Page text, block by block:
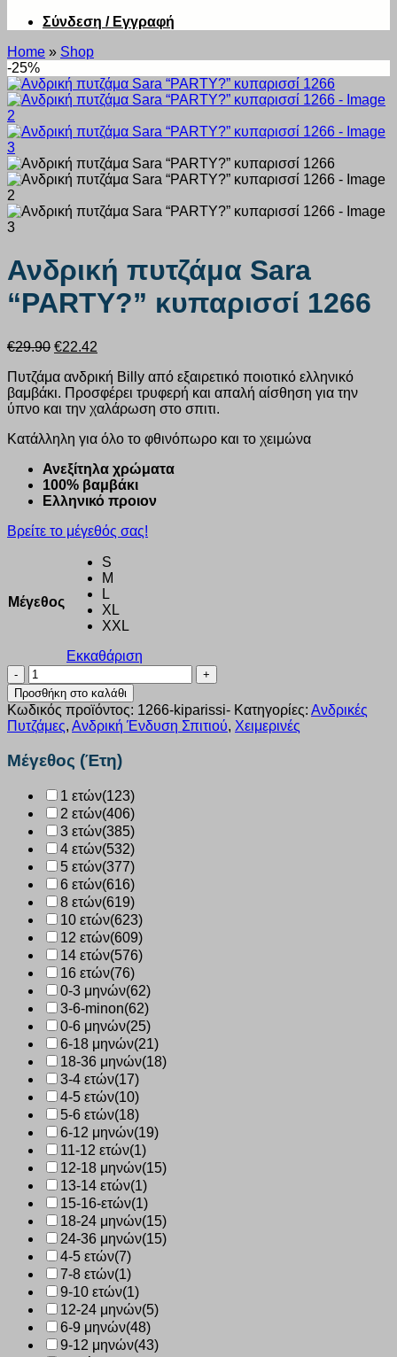
Σύνδεση / Εγγραφή
Home » Shop
-25%
Ανδρική πυτζάμα Sara
“PARTY?” κυπαρισσί 1266
€29.90 Original
was:
€29.90.
€22.42
τιμή
είναι:
€22.42.
Πυτζάμα ανδρική Billy από εξαιρετικό ποιοτικό ελληνικό
βαμβάκι. Προσφέρει τρυφερή και απαλή αίσθηση για την
ύπνο και την χαλάρωση στο σπιτι.
Κατάλληλη για όλο το φθινόπωρο και το χειμώνα
Ανεξίτηλα χρώματα
100% βαμβάκι
Ελληνικό προιον
Βρείτε το μέγεθός σας!
Μέγεθος
S
M
L
XL
XXL
Εκκαθάριση
Ανδρική
πυτζάμα
Sara
“PARTY?”
κυπαρισσί
1266
ποσότητα
Προσθήκη στο καλάθι
Κωδικός προϊόντος: 1266-kiparissi- Κατηγορίες: Ανδρικές
Πυτζάμες, Ανδρική Ένδυση Σπιτιού, Χειμερινές
Μέγεθος (Έτη)
1 ετών(123)
2 ετών(406)
3 ετών(385)
4 ετών(532)
5 ετών(377)
6 ετών(616)
8 ετών(619)
10 ετών(623)
12 ετών(609)
14 ετών(576)
16 ετών(76)
0-3 μηνών(62)
3-6-minon(62)
0-6 μηνών(25)
6-18 μηνών(21)
18-36 μηνών(18)
3-4 ετών(17)
4-5 ετών(10)
5-6 ετών(18)
6-12 μηνών(19)
11-12 ετών(1)
12-18 μηνών(15)
13-14 ετών(1)
15-16-ετών(1)
18-24 μηνών(15)
24-36 μηνών(15)
4-5 ετών(7)
7-8 ετών(1)
9-10 ετών(1)
12-24 μηνών(5)
6-9 μηνών(48)
9-12 μηνών(43)